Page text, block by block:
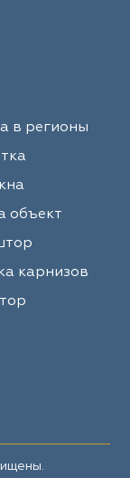
в регионы
объект
карнизов